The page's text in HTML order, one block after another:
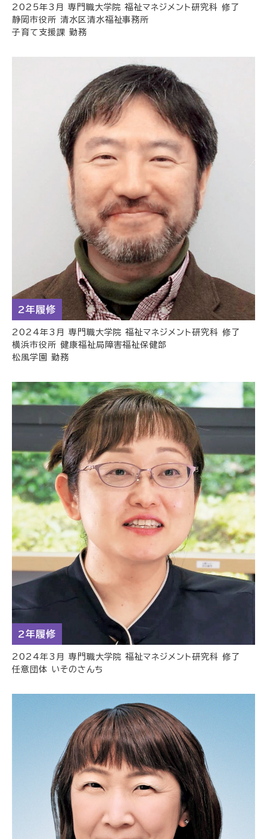
2025年3月 専門職大学院 福祉マネジメント研究科 修了
静岡市役所 清水区清水福祉事務所
子育て支援課 勤務
2年履修
2024年3月 専門職大学院 福祉マネジメント研究科 修了
横浜市役所 健康福祉局障害福祉保健部
松風学園 勤務
2年履修
2024年3月 専門職大学院 福祉マネジメント研究科 修了
任意団体 いそのさんち